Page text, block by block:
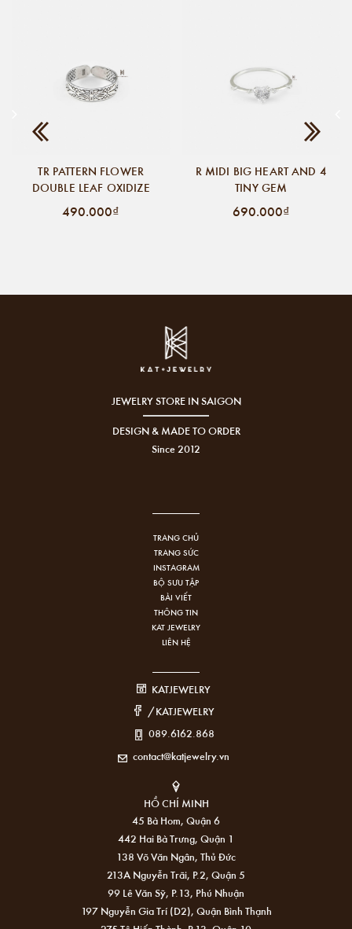
TR PATTERN FLOWER
DOUBLE LEAF OXIDIZE
490.000₫
R MIDI BIG HEART AND 4
TINY GEM
690.000₫
JEWELRY STORE IN SAIGON
DESIGN & MADE TO ORDER
Since 2012
TRANG CHỦ
TRANG SỨC
INSTAGRAM
BỘ SƯU TẬP
BÀI VIẾT
THÔNG TIN
KAT JEWELRY
LIÊN HỆ
KATJEWELRY
/KATJEWELRY
089.6162.868
contact@katjewelry.vn
HỒ CHÍ MINH
45 Bà Hom, Quận 6
442 Hai Bà Trưng, Quận 1
138 Võ Văn Ngân, Thủ Đức
213A Nguyễn Trãi, P.2, Quận 5
99 Lê Văn Sỹ, P.13, Phú Nhuận
197 Nguyễn Gia Trí (D2), Quận Bình Thạnh